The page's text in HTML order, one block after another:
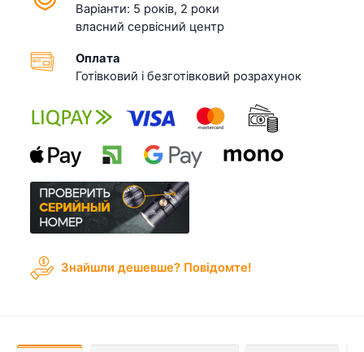
Варіанти: 5 років, 2 роки
власний сервісний центр
Оплата
Готівковий і безготівковий розрахунок
Знайшли дешевше? Повідомте!